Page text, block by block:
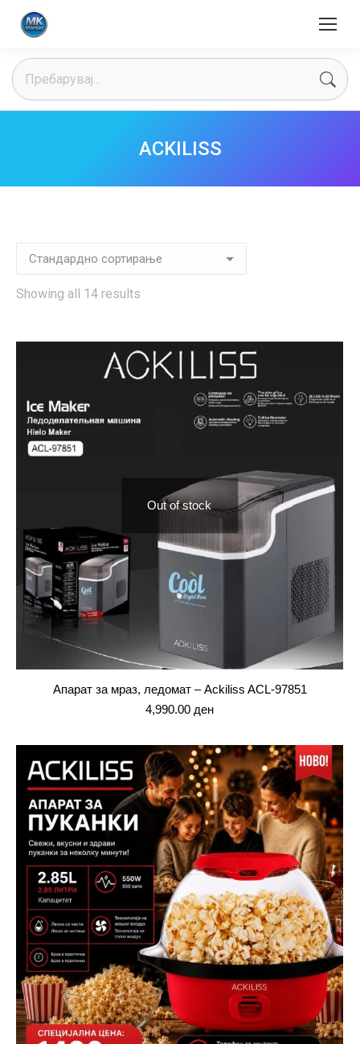
Search:
ACKILISS
Showing all 14 results
Out of stock
Апарат за мраз, ледомат – Ackiliss ACL-97851
4,990.00 ден